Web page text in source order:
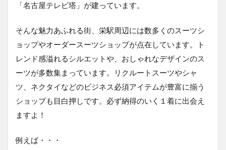
コスパ
1.1.2
耐久性
スーツ=
コスパ
1.1.3
「名古屋テレビ塔」が建っています。
そんな魅力あふれる街、栄駅周辺には数多くのスーツシ
ョップやオーダースーツショップが点在しています。ト
レンド感溢れるシルエットや、おしゃれなデザインのス
ーツが多数集まっています。リクルートスーツやシャ
ツ、ネクタイなどのビジネス必須アイテムが豊富に揃う
ショップも目白押しです。必ず納得のいく１着に出会え
ますよ！
例えば・・・